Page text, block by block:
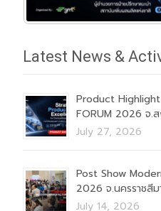
Latest News &
Product
FORUM 2026 จ.
July 27, 2026
Post Show
2026 จ.นครราชสีม
July 14, 2026